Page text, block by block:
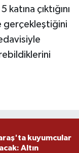
çıktığını
gerçekleştiğini
kuyumcular
Altın